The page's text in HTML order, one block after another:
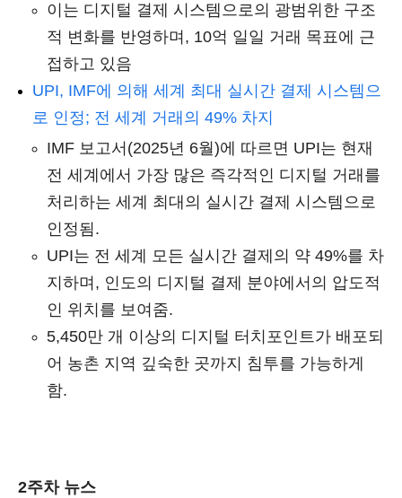
이는 디지털 결제 시스템으로의 광범위한 구조
적 변화를 반영하며, 10억 일일 거래 목표에 근
접하고 있음
UPI, IMF에 의해 세계 최대 실시간 결제 시스템으
로 인정; 전 세계 거래의 49% 차지
IMF 보고서(2025년 6월)에 따르면 UPI는 현재
전 세계에서 가장 많은 즉각적인 디지털 거래를
처리하는 세계 최대의 실시간 결제 시스템으로
인정됨.
UPI는 전 세계 모든 실시간 결제의 약 49%를 차
지하며, 인도의 디지털 결제 분야에서의 압도적
인 위치를 보여줌.
5,450만 개 이상의 디지털 터치포인트가 배포되
어 농촌 지역 깊숙한 곳까지 침투를 가능하게
함.
2주차 뉴스